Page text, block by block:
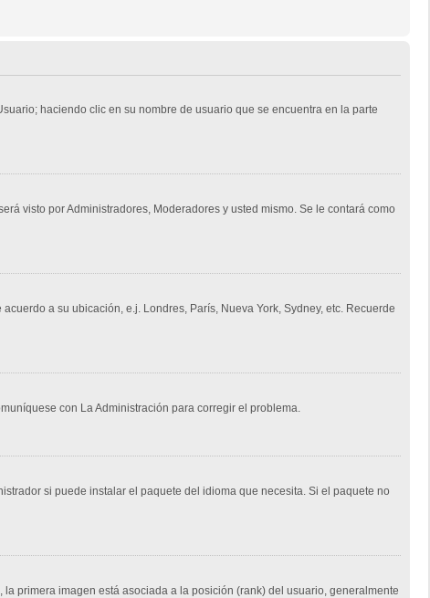
haciendo clic en su nombre de usuario que se encuentra en la parte
visto por Administradores, Moderadores y usted mismo. Se le contará como
a su ubicación, e.j. Londres, París, Nueva York, Sydney, etc. Recuerde
con La Administración para corregir el problema.
si puede instalar el paquete del idioma que necesita. Si el paquete no
primera imagen está asociada a la posición (rank) del usuario, generalmente